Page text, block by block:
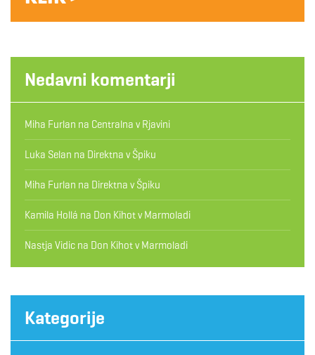
Nedavni komentarji
Miha Furlan na Centralna v Rjavini
Luka Selan na Direktna v Špiku
Miha Furlan na Direktna v Špiku
Kamila Hollá na Don Kihot v Marmoladi
Nastja Vidic na Don Kihot v Marmoladi
Kategorije